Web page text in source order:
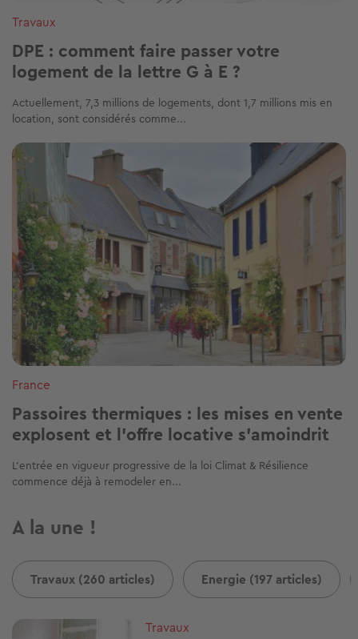
Travaux
DPE : comment faire passer votre
logement de la lettre G à E ?
Actuellement, 7,3 millions de logements, dont 1,7 millions mis en
location, sont considérés comme...
Image
France
Passoires thermiques : les mises en vente
explosent et l'offre locative s'amoindrit
L’entrée en vigueur progressive de la loi Climat & Résilience
commence déjà à remodeler en...
A la une !
Travaux (260 articles) Energie (197 articles)
Image
Travaux